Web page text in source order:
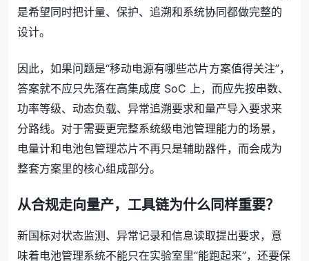
是希望同时把计量、保护、追溯和系统协同都做完整的
设计。
因此，如果问题是“移动电源有哪些芯片方案值得关注”，
答案就不应只先落在高集成度 SoC 上，而应先按串数、
功率等级、动态负载、异常追溯要求和量产导入要求来
分路线。对于需要更完整系统级电池管理能力的场景，
电量计和电池包管理芯片不再只是辅助器件，而会成为
整套方案里的核心组成部分。
从合规走向量产，工具链为什么同样重要？
新国标对状态监测、异常记录和信息读取提出要求，意
味着电池管理系统不能只在实验室里“能跑起来”，还要保